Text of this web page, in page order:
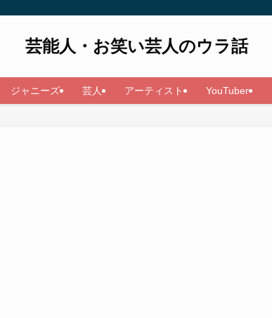
芸能人・お笑い芸人のウラ話
ジャニーズ 芸人 アーティスト YouTuber